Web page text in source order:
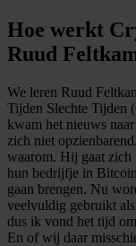
Hoe werkt
Ruud
We leren Ruud
Tijden Slechte Tijden
kwam het nieuws
zich niet
waarom. Hij gaat zich
hun bedrijfje in
gaan brengen. Nu
veelvuldig gebruikt
dus ik vond het tijd
En of wij daar